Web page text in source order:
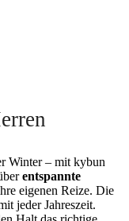
Winter – mit kybun
entspannte
eigenen Reize. Die
jeder Jahreszeit.